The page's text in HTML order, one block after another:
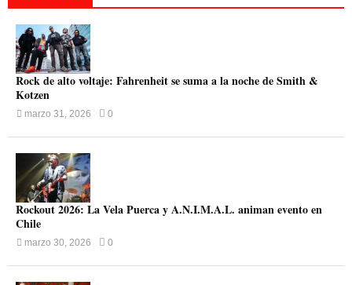
Rock de alto voltaje: Fahrenheit se suma a la noche de Smith &
Kotzen
marzo 31, 2026 0
Rockout 2026: La Vela Puerca y A.N.I.M.A.L. animan evento en
Chile
marzo 30, 2026 0